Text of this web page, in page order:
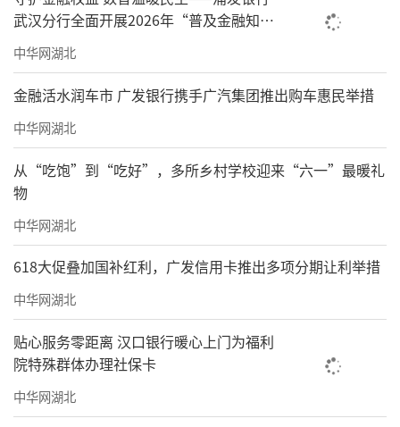
武汉分行全面开展2026年“普及金融知识
万里行”宣传活动
中华网湖北
金融活水润车市 广发银行携手广汽集团推出购车惠民举措
中华网湖北
从“吃饱”到“吃好”，多所乡村学校迎来“六一”最暖礼
物
中华网湖北
618大促叠加国补红利，广发信用卡推出多项分期让利举措
中华网湖北
贴心服务零距离 汉口银行暖心上门为福利
院特殊群体办理社保卡
中华网湖北